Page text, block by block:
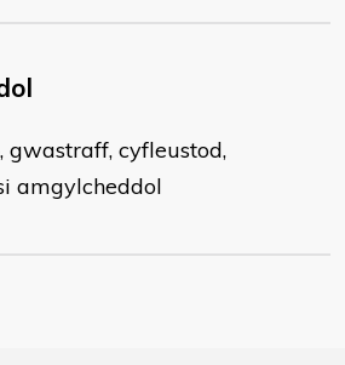
gwastraff, cyfleustod,
amgylcheddol